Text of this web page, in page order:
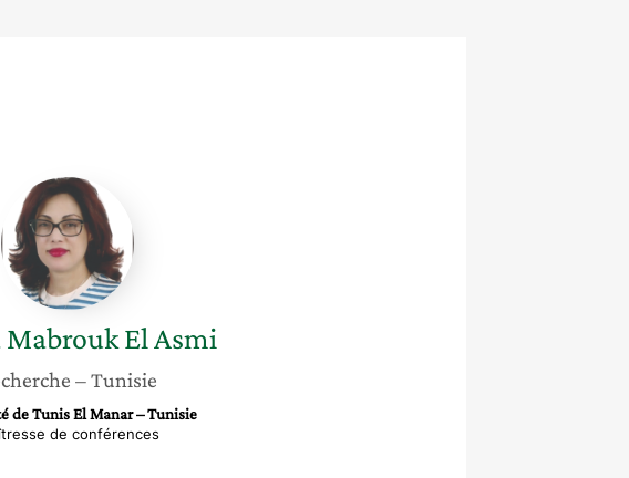
Amina
Mabrouk
El
Asmi
Mabrouk El Asmi
– Tunisie
de Tunis El Manar – Tunisie
de conférences